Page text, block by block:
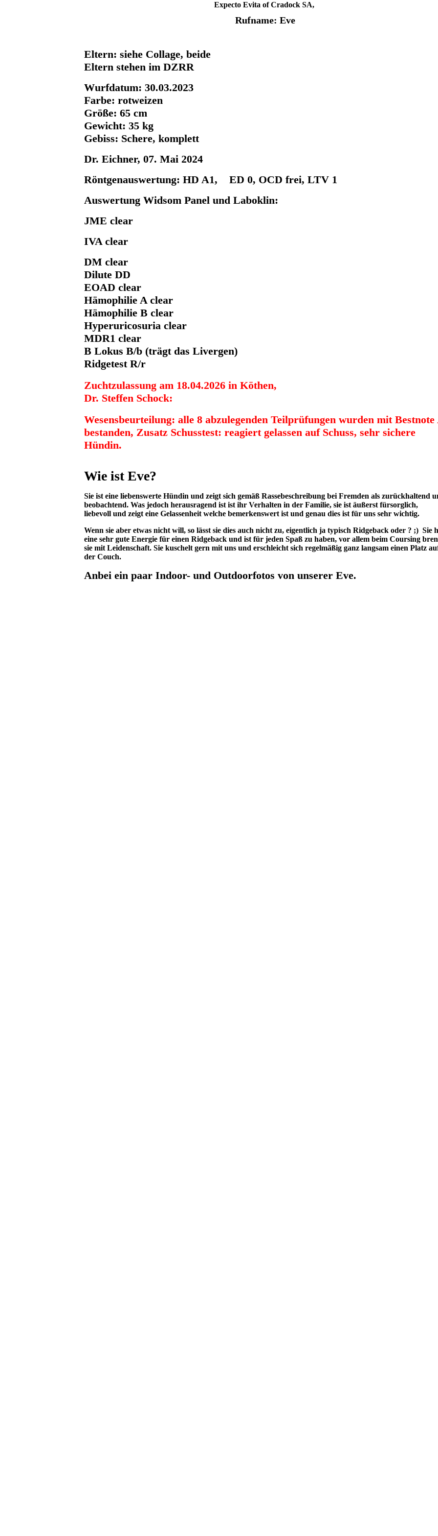
Expecto Evita of Cradock SA,
Rufname: Eve
Eltern: siehe Collage, beide
Eltern stehen im DZRR
Wurfdatum: 30.03.2023
Farbe: rotweizen
Größe: 65 cm
Gewicht: 35 kg
Gebiss: Schere, komplett
Dr. Eichner, 07. Mai 2024
Röntgenauswertung: HD A1, ED 0, OCD frei, LTV 1
Auswertung Widsom Panel und Laboklin:
JME clear
IVA clear
DM clear
Dilute DD
EOAD clear
Hämophilie A clear
Hämophilie B clear
Hyperuricosuria clear
MDR1 clear
B Lokus B/b (trägt das Livergen)
Ridgetest R/r
Zuchtzulassung am 18.04.2026 in Köthen,
Dr. Steffen Schock:
Wesensbeurteilung: alle 8 abzulegenden Teilprüfungen wurden mit Bestnote
bestanden, Zusatz Schusstest: reagiert gelassen auf Schuss, sehr sichere
Hündin.
Wie ist Eve?
Sie ist eine liebenswerte Hündin und zeigt sich gemäß Rassebeschreibung bei Fremden als zurückhaltend
beobachtend. Was jedoch herausragend ist ist ihr Verhalten in der Familie, sie ist äußerst fürsorglich,
liebevoll und zeigt eine Gelassenheit welche bemerkenswert ist und genau dies ist für uns sehr wichtig.
Wenn sie aber etwas nicht will, so lässt sie dies auch nicht zu, eigentlich ja typisch Ridgeback oder ? ;) Sie
eine sehr gute Energie für einen Ridgeback und ist für jeden Spaß zu haben, vor allem beim Coursing
sie mit Leidenschaft. Sie kuschelt gern mit uns und erschleicht sich regelmäßig ganz langsam einen Platz
der Couch.
Anbei ein paar Indoor- und Outdoorfotos von unserer Eve.